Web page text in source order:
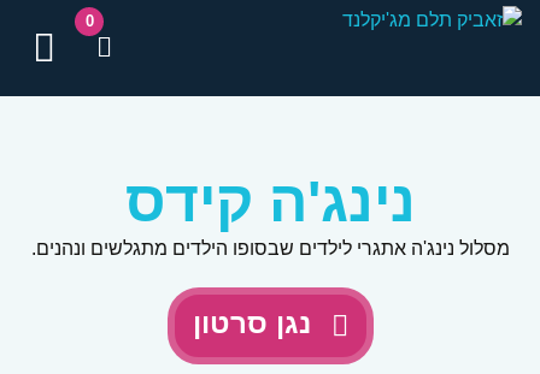
0
נינג'ה קידס
מסלול נינג'ה אתגרי לילדים שבסופו הילדים מתגלשים ונהנים.
נגן סרטון